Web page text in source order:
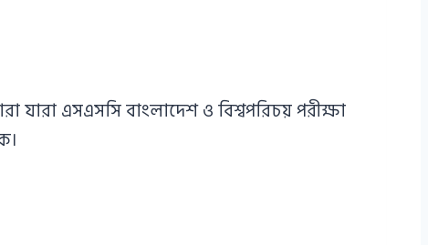
এসএসসি বাংলাদেশ ও বিশ্বপরিচয় পরীক্ষা